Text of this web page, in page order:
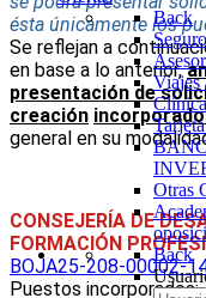
Back
Viajes
Otras
Back
ésta únicamente los
Se reflejan a
en base a lo anterior,
presentación de
creación
general en su
CONSEJERÍA DE
FORMACIÓN
BOJA25-208-00002-
Puestos incorporados: